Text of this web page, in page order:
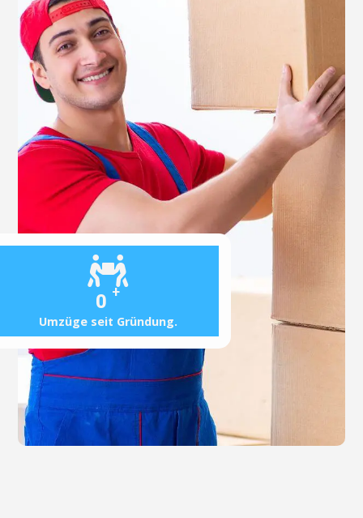
0 +
Umzüge seit Gründung.